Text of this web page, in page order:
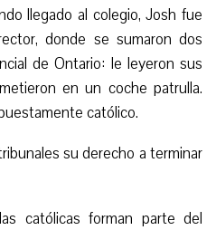
llegado al colegio, Josh fue
donde se sumaron dos
de Ontario: le leyeron sus
en un coche patrulla.
católico.
su derecho a terminar
católicas forman parte del